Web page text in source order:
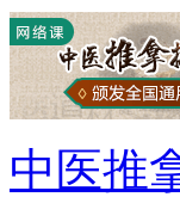
中医推